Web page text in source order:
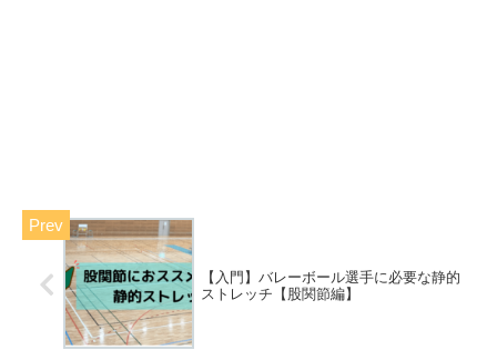
【入門】バレーボール選手に必要な静的
ストレッチ【股関節編】